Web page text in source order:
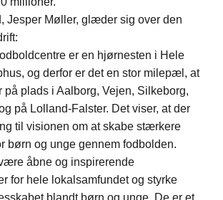
Jesper Møller, glæder sig over den
er en hjørnesten i Hele
og derfor er det en stor milepæl, at
på plads i Aalborg, Vejen, Silkeborg,
på Lolland-Falster. Det viser, at der
til visionen om at skabe stærkere
børn og unge gennem fodbolden.
åbne og inspirerende
for hele lokalsamfundet og styrke